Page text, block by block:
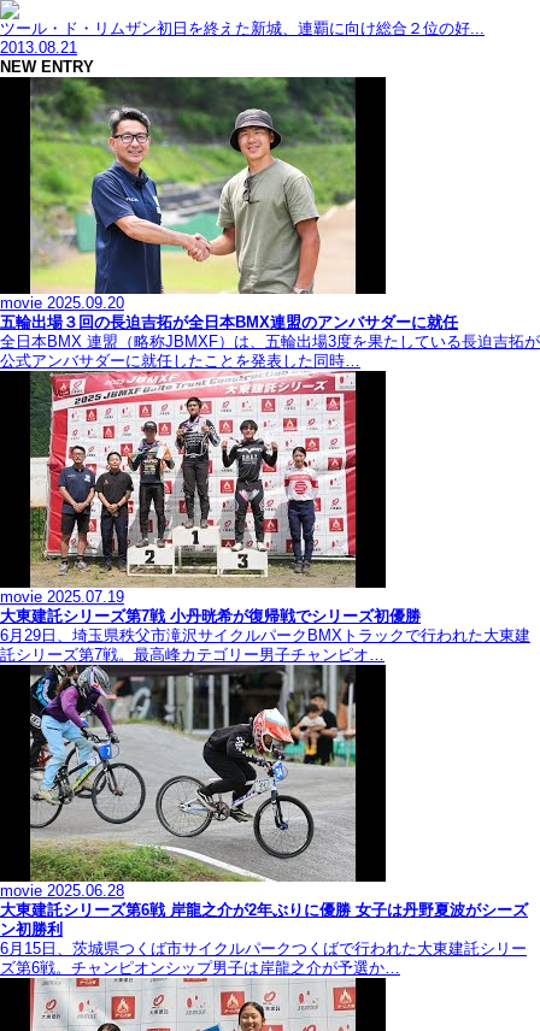
ツール・ド・リムザン初日を終えた新城、連覇に向け総合２位の好...
2013.08.21
NEW ENTRY
movie 2025.09.20
五輪出場３回の長迫吉拓が全日本BMX連盟のアンバサダーに就任
全日本BMX 連盟（略称JBMXF）は、五輪出場3度を果たしている長迫吉拓が
公式アンバサダーに就任したことを発表した同時…
movie 2025.07.19
大東建託シリーズ第7戦 ⼩丹晄希が復帰戦でシリーズ初優勝
6月29日、埼玉県秩父市滝沢サイクルパークBMXトラックで行われた大東建
託シリーズ第7戦。最高峰カテゴリー男子チャンピオ…
movie 2025.06.28
大東建託シリーズ第6戦 岸龍之介が2年ぶりに優勝 女子は丹野夏波がシーズ
ン初勝利
6月15日、茨城県つくば市サイクルパークつくばで行われた大東建託シリー
ズ第6戦。チャンピオンシップ男子は岸龍之介が予選か…